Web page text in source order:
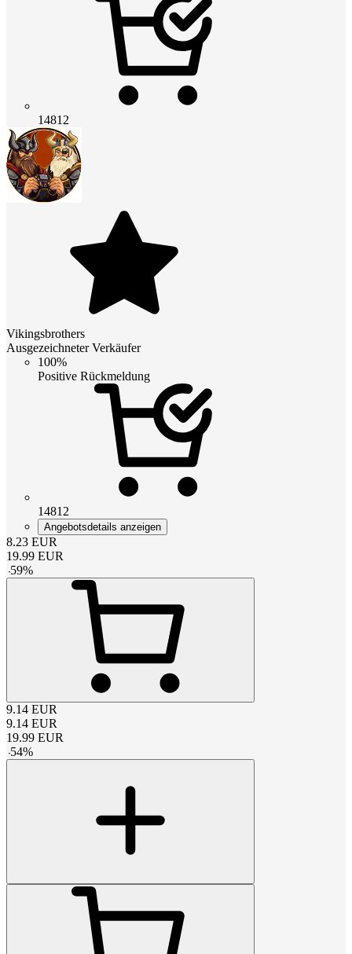
14812
Vikingsbrothers
Ausgezeichneter Verkäufer
100%
Positive Rückmeldung
14812
Angebotsdetails anzeigen
8.23 EUR
19.99 EUR
-59%
9.14 EUR
9.14 EUR
19.99 EUR
-54%